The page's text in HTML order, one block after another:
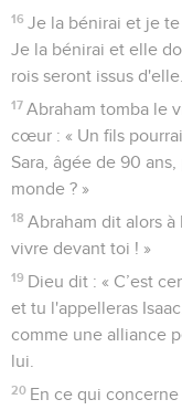
16 Je la bénirai et je
Je la bénirai et elle
rois seront issus
17 Abraham tomba le
cœur : « Un fils
Sara, âgée de 90
monde ? »
18 Abraham dit alors
vivre devant toi ! »
19 Dieu dit : « C’est
et tu l'appelleras
comme une alliance
lui.
20 En ce qui